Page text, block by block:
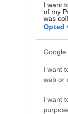
I want
of my
was
Opted
Google
I want
web or
I want